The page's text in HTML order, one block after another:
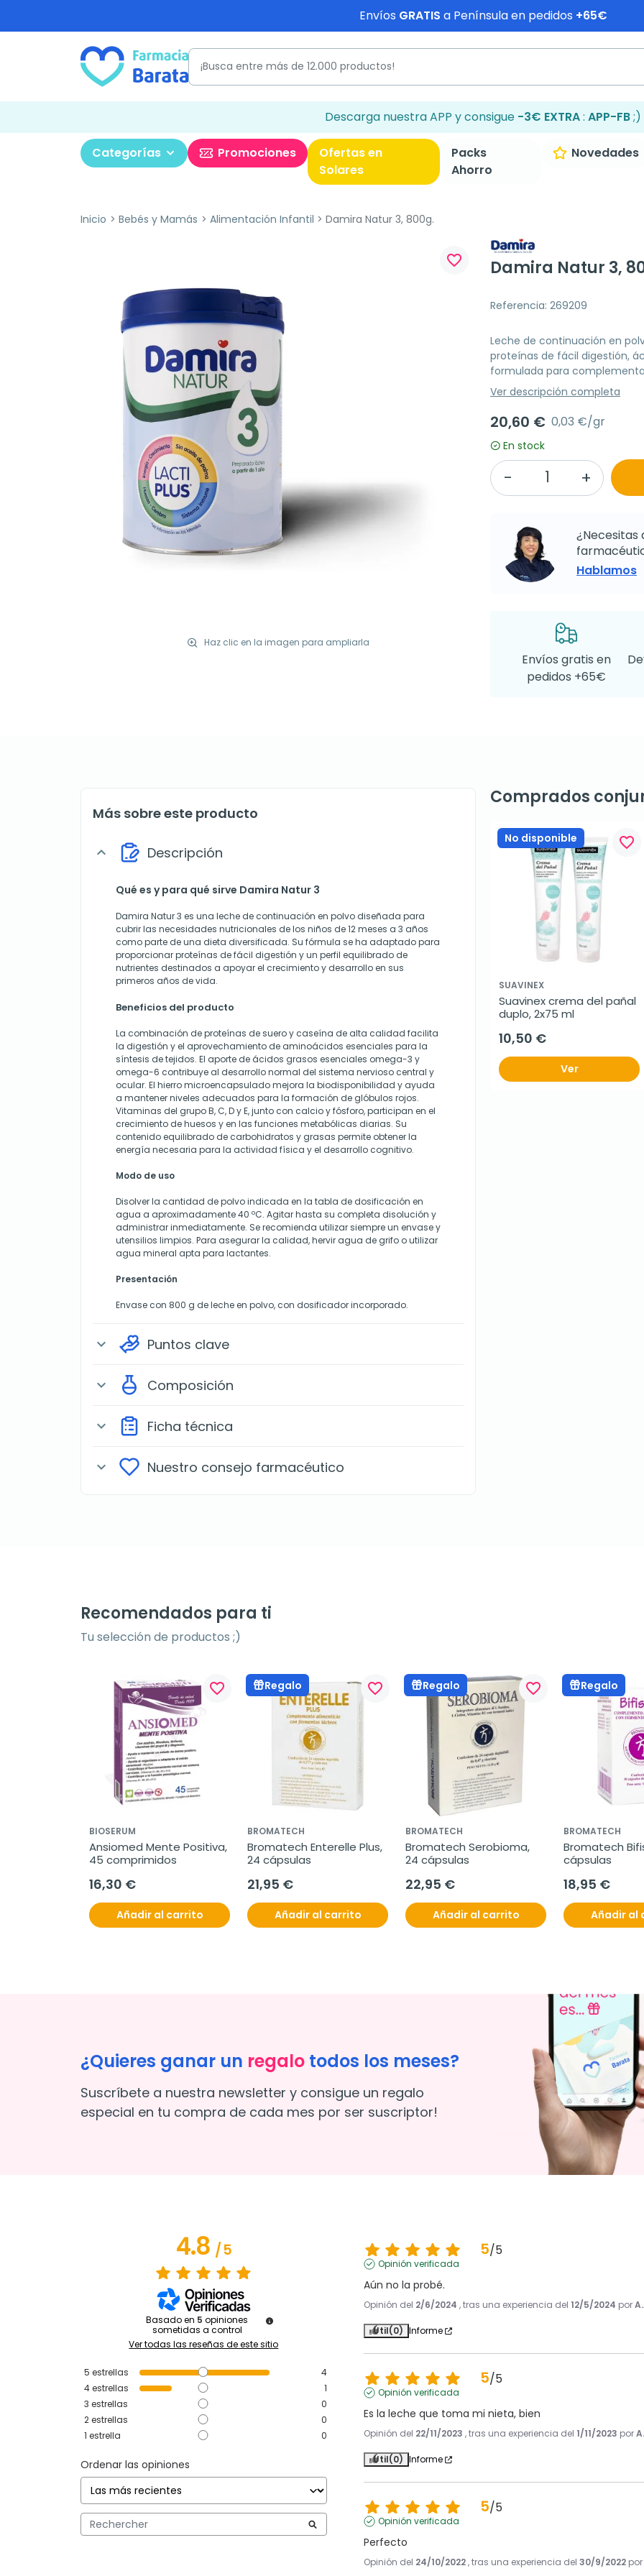
Envíos GRATIS a Península en pedidos +65€
Descarga nuestra APP y consigue -3€ EXTRA: APP-FB;)
Categorías Promociones
Ofertas en
Solares
Packs
Ahorro
Novedades
Inicio Bebés y Mamás Alimentación Infantil Damira Natur 3, 800g.
Haz clic en la imagen para ampliarla
favorite_border Damira Natur 3,
Referencia: 269209
Leche de continuación en
proteínas de fácil digestión,
formulada para
Ver descripción completa
20,60 € 0,03 €/gr
En stock
¿Necesitas
Hablamos
Envíos gratis en
pedidos +65€
Más sobre este producto
expand_more Descripción
Qué es y para qué sirve Damira Natur 3
Damira Natur 3 es una leche de continuación en polvo diseñada para
cubrir las necesidades nutricionales de los niños de 12 meses a 3 años
como parte de una dieta diversificada. Su fórmula se ha adaptado para
proporcionar proteínas de fácil digestión y un perfil equilibrado de
nutrientes destinados a apoyar el crecimiento y desarrollo en sus
primeros años de vida.
Beneficios del producto
La combinación de proteínas de suero y caseína de alta calidad facilita
la digestión y el aprovechamiento de aminoácidos esenciales para la
síntesis de tejidos. El aporte de ácidos grasos esenciales omega-3 y
omega-6 contribuye al desarrollo normal del sistema nervioso central y
ocular. El hierro microencapsulado mejora la biodisponibilidad y ayuda
a mantener niveles adecuados para la formación de glóbulos rojos.
Vitaminas del grupo B, C, D y E, junto con calcio y fósforo, participan en el
crecimiento de huesos y en las funciones metabólicas diarias. Su
contenido equilibrado de carbohidratos y grasas permite obtener la
energía necesaria para la actividad física y el desarrollo cognitivo.
Modo de uso
Disolver la cantidad de polvo indicada en la tabla de dosificación en
agua a aproximadamente 40 ºC. Agitar hasta su completa disolución y
administrar inmediatamente. Se recomienda utilizar siempre un envase y
utensilios limpios. Para asegurar la calidad, hervir agua de grifo o utilizar
agua mineral apta para lactantes.
Presentación
Envase con 800 g de leche en polvo, con dosificador incorporado.
expand_more Puntos clave
expand_more Composición
expand_more Ficha técnica
expand_more Nuestro consejo farmacéutico
Comprados
No disponible favorite_border
SUAVINEX
Suavinex crema del pañal
duplo, 2x75 ml
10,50 €
Ver
Recomendados para ti
Tu selección de productos ;)
favorite_border
BIOSERUM
Ansiomed Mente Positiva,
45 comprimidos
16,30 €
Añadir al carrito
Regalo favorite_border
BROMATECH
Bromatech Enterelle Plus,
24 cápsulas
21,95 €
Añadir al carrito
Regalo favorite_border
BROMATECH
Bromatech Serobioma,
24 cápsulas
22,95 €
Añadir al carrito
Regalo
BROMATECH
Bromatech
cápsulas
18,95 €
Añadir al
¿Quieres ganar un regalo todos los meses?
Suscríbete a nuestra newsletter y consigue un regalo
especial en tu compra de cada mes por ser suscriptor!
4.8/5
Basado en 5 opiniones
sometidas a control
Ver todas las reseñas de este sitio
5 estrellas
4
4estrellas
1
3 estrellas
0
2estrellas
0
1 estrella 0
Ordenar las opiniones
5/5
Opinión verificada
Aún no la probé.
Opinión del 2/6/2024 , tras una experiencia del 12/5/2024 por
Útil(0) Informe
5/5
Opinión verificada
Es la leche que toma mi nieta, bien
Opinión del 22/11/2023 , tras una experiencia del 1/11/2023 por
Útil(0) Informe
5/5
Opinión verificada
Perfecto
Opinión del 24/10/2022, tras una experiencia del30/9/2022